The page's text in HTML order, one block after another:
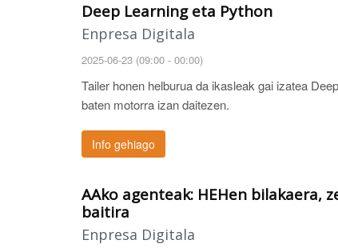
Deep Learning eta Python
Enpresa Digitala
2025-06-23 (09:00 - 00:00)
Tailer honen helburua da ikasleak gai izatea
baten motorra izan daitezen.
Info gehiago
AAko agenteak: HEHen bilakaera,
baitira
Enpresa Digitala